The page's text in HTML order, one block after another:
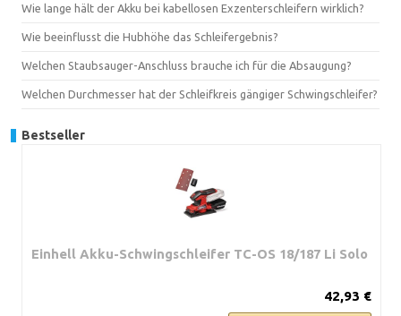
Wie lange hält der Akku bei kabellosen Exzenterschleifern wirklich?
Wie beeinflusst die Hubhöhe das Schleifergebnis?
Welchen Staubsauger-Anschluss brauche ich für die Absaugung?
Welchen Durchmesser hat der Schleifkreis gängiger Schwingschleifer?
Bestseller
Einhell Akku-Schwingschleifer TC-OS 18/187 Li Solo
42,93 €